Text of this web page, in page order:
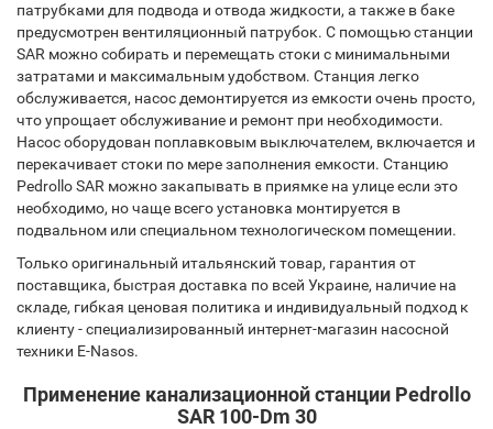
патрубками для подвода и отвода жидкости, а также в баке
предусмотрен вентиляционный патрубок. С помощью станции
SAR можно собирать и перемещать стоки с минимальными
затратами и максимальным удобством. Станция легко
обслуживается, насос демонтируется из емкости очень просто,
что упрощает обслуживание и ремонт при необходимости.
Насос оборудован поплавковым выключателем, включается и
перекачивает стоки по мере заполнения емкости. Станцию
Pedrollo SAR можно закапывать в приямке на улице если это
необходимо, но чаще всего установка монтируется в
подвальном или специальном технологическом помещении.
Только оригинальный итальянский товар, гарантия от
поставщика, быстрая доставка по всей Украине, наличие на
складе, гибкая ценовая политика и индивидуальный подход к
клиенту - специализированный интернет-магазин насосной
техники E-Nasos.
Применение канализационной станции Pedrollo
SAR 100-Dm 30